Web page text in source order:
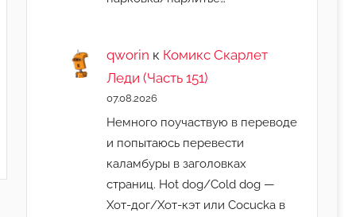
qworin к Комикс Скарлет
Леди (Часть 151)
07.08.2026
Немного поучаствую в переводе
и попытаюсь перевести
каламбуры в заголовках
страниц. Hot dog/Cold dog —
Хот-дог/Хот-кэт или Cocucka в